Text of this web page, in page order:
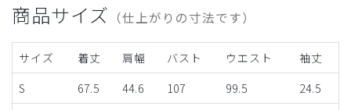
商品サイズ （仕上がりの寸法です）
サイズ 着丈 肩幅 バスト ウエスト
袖丈
S
67.5 44.6 107 99.5
24.5